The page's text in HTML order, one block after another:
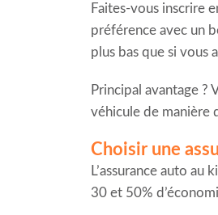
Faites-vous inscrire
préférence avec un
plus bas que si vous
Principal avantage ?
véhicule de manière
Choisir une
L’assurance auto
30 et 50%